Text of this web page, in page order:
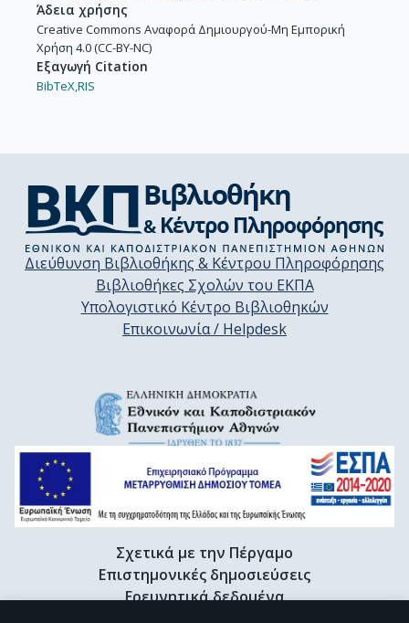
Άδεια χρήσης
Creative Commons Αναφορά Δημιουργού-Μη Εμπορική
Χρήση 4.0 (CC-BY-NC)
Εξαγωγή Citation
BibTeX,RIS
Διεύθυνση Βιβλιοθήκης & Κέντρου Πληροφόρησης
Βιβλιοθήκες Σχολών του ΕΚΠΑ
Υπολογιστικό Κέντρο Βιβλιοθηκών
Επικοινωνία / Helpdesk
Σχετικά με την Πέργαμο
Επιστημονικές δημοσιεύσεις
Ερευνητικά δεδομένα